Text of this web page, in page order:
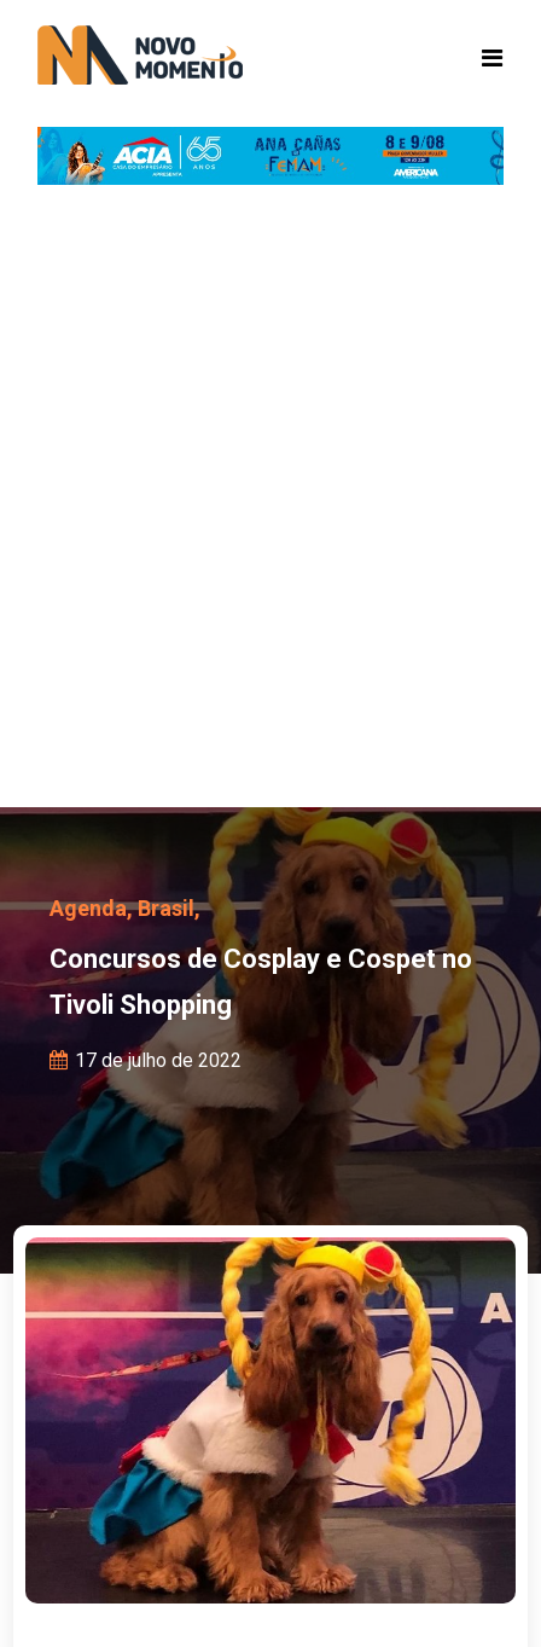
Concursos de Cosplay
Agenda,Brasil,
Concursos de Cosplay e Cospet no
Tivoli Shopping
17 de julho de 2022